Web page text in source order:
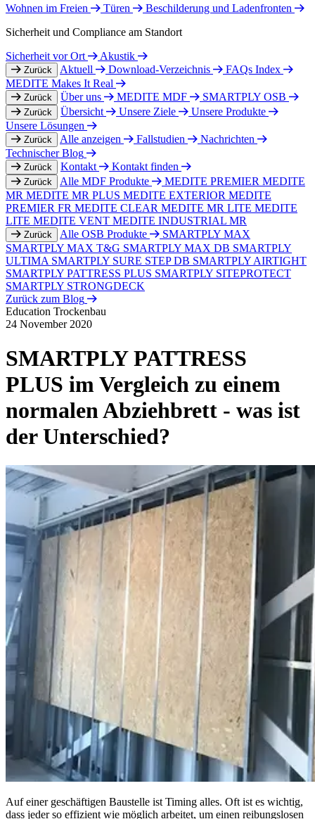
Wohnen im Freien
Türen
Beschilderung und Ladenfronten
Sicherheit und Compliance am Standort
Sicherheit vor Ort
Akustik
Zurück Aktuell Download-Verzeichnis
FAQs Index
MEDITE Makes It Real
Zurück Über uns MEDITE MDF SMARTPLY OSB
Zurück Übersicht Unsere Ziele
Unsere Produkte
Unsere Lösungen
Zurück Alle anzeigen Fallstudien
Nachrichten
Technischer Blog
Zurück Kontakt Kontakt finden
Zurück Alle MDF Produkte MEDITE PREMIER MEDITE
MR MEDITE MR PLUS MEDITE EXTERIOR MEDITE
PREMIER FR MEDITE CLEAR MEDITE MR LITE MEDITE
LITE MEDITE VENT MEDITE INDUSTRIAL MR
Zurück Alle OSB Produkte
SMARTPLY MAX
SMARTPLY MAX T&G SMARTPLY MAX DB SMARTPLY
ULTIMA SMARTPLY SURE STEP DB SMARTPLY AIRTIGHT
SMARTPLY PATTRESS PLUS SMARTPLY SITEPROTECT
SMARTPLY STRONGDECK
Zurück zum Blog
Education Trockenbau
24 November 2020
SMARTPLY PATTRESS
PLUS im Vergleich zu einem
normalen Abziehbrett - was ist
der Unterschied?
Auf einer geschäftigen Baustelle ist Timing alles. Oft ist es wichtig,
dass jeder so effizient wie möglich arbeitet, um einen reibungslosen